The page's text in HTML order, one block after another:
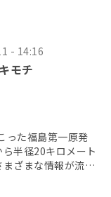
- 14:16
モチ
た福島第一原発
半径20キロメート
ざまな情報が流
乱状況 […]